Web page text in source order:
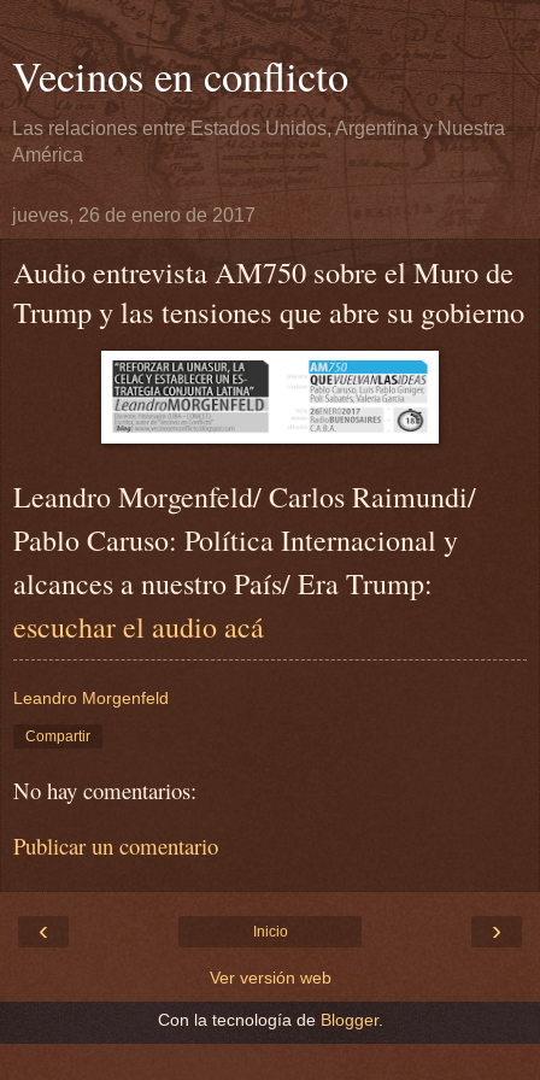
Vecinos en conflicto
Las relaciones entre Estados Unidos, Argentina y Nuestra
América
jueves, 26 de enero de 2017
Audio entrevista AM750 sobre el Muro de
Trump y las tensiones que abre su gobierno
Leandro Morgenfeld/ Carlos Raimundi/
Pablo Caruso: Política Internacional y
alcances a nuestro País/ Era Trump:
escuchar el audio acá
Leandro Morgenfeld
Compartir
No hay comentarios:
Publicar un comentario
‹ ›
Inicio
Ver versión web
Con la tecnología de Blogger.